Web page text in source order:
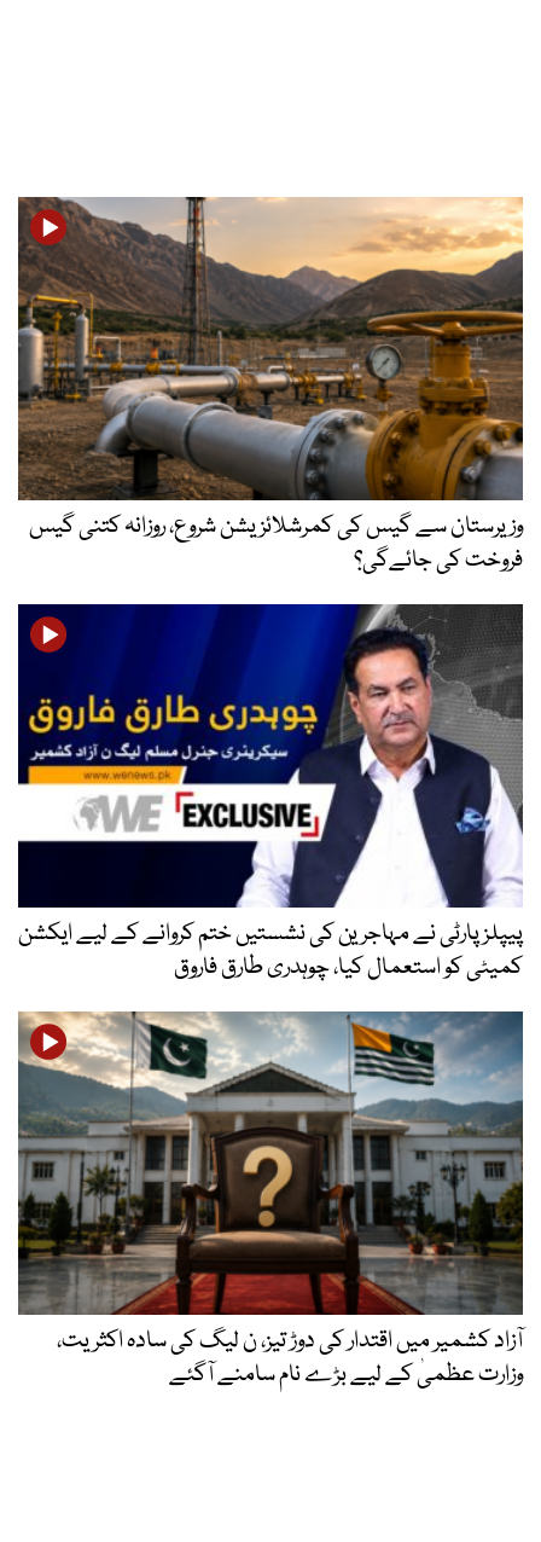
وزیرستان سے گیس کی کمرشلائزیشن شروع، روزانہ کتنی گیس
فروخت کی جائےگی؟
پیپلز پارٹی نے مہاجرین کی نشستیں ختم کروانے کے لیے ایکشن
کمیٹی کو استعمال کیا، چوہدری طارق فاروق
آزاد کشمیر میں اقتدار کی دوڑ تیز، ن لیگ کی سادہ اکثریت،
وزارت عظمیٰ کے لیے بڑے نام سامنے آگئے